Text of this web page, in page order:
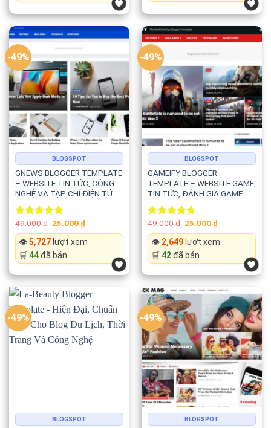
-49%
BLOGSPOT
GNEWS BLOGGER TEMPLATE
– WEBSITE TIN TỨC, CÔNG
NGHỆ VÀ TẠP CHÍ ĐIỆN TỬ
Rated5.00
out of 5
49.000₫ Original
was:
49.000 ₫.
25.000 ₫Current
price
is:
25.000 ₫.
👁️5,727lượt xem
🛒 44đã bán
-49%
BLOGSPOT
GAMEIFY BLOGGER
TEMPLATE – WEBSITE GAME,
TIN TỨC, ĐÁNH GIÁ GAME
Rated4.67
out of 5
49.000₫ Original
was:
49.000 ₫.
25.000 ₫Current
price
is:
25.000 ₫.
👁️ 2,649lượt xem
🛒 42đã bán
-49%
BLOGSPOT
-49%
BLOGSPOT